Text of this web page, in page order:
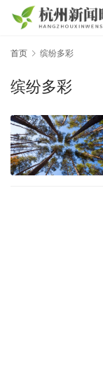
首页 缤纷多彩
缤纷多彩